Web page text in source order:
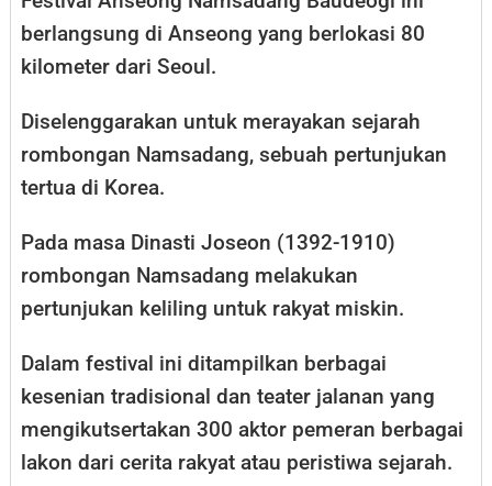
berlangsung di Anseong yang berlokasi 80
kilometer dari Seoul.
Diselenggarakan untuk merayakan sejarah
rombongan Namsadang, sebuah pertunjukan
tertua di Korea.
Pada masa Dinasti Joseon (1392-1910)
rombongan Namsadang melakukan
pertunjukan keliling untuk rakyat miskin.
Dalam festival ini ditampilkan berbagai
kesenian tradisional dan teater jalanan yang
mengikutsertakan 300 aktor pemeran berbagai
lakon dari cerita rakyat atau peristiwa sejarah.